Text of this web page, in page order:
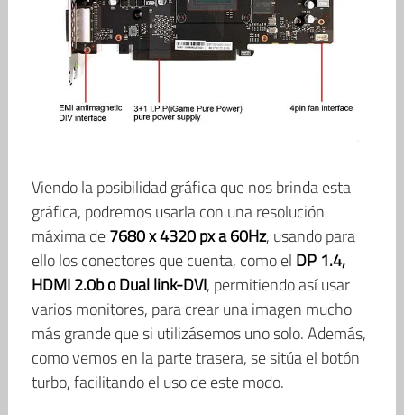
Viendo la posibilidad gráfica que nos brinda esta
gráfica, podremos usarla con una resolución
máxima de7680 x 4320 px a 60Hz, usando para
ello los conectores que cuenta, como el DP 1.4,
HDMI 2.0b o Dual link-DVI, permitiendo así usar
varios monitores, para crear una imagen mucho
más grande que si utilizásemos uno solo. Además,
como vemos en la parte trasera, se sitúa el botón
turbo, facilitando el uso de este modo.